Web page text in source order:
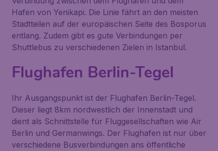
Hafen von Yenikapi. Die Linie fährt an den meisten
Stadtteilen auf der europäischen Seite des Bosporus
entlang. Zudem gibt es gute Verbindungen per
Shuttlebus zu verschiedenen Zielen in Istanbul.
Flughafen Berlin-Tegel
Ihr Ausgangspunkt ist der Flughafen Berlin-Tegel.
Dieser liegt 8km nordwestlich der Innenstadt und
dient als Schnittstelle für Fluggesellschaften wie Air
Berlin und Germanwings. Der Flughafen ist nur über
verschiedene Busverbindungen ans öffentliche